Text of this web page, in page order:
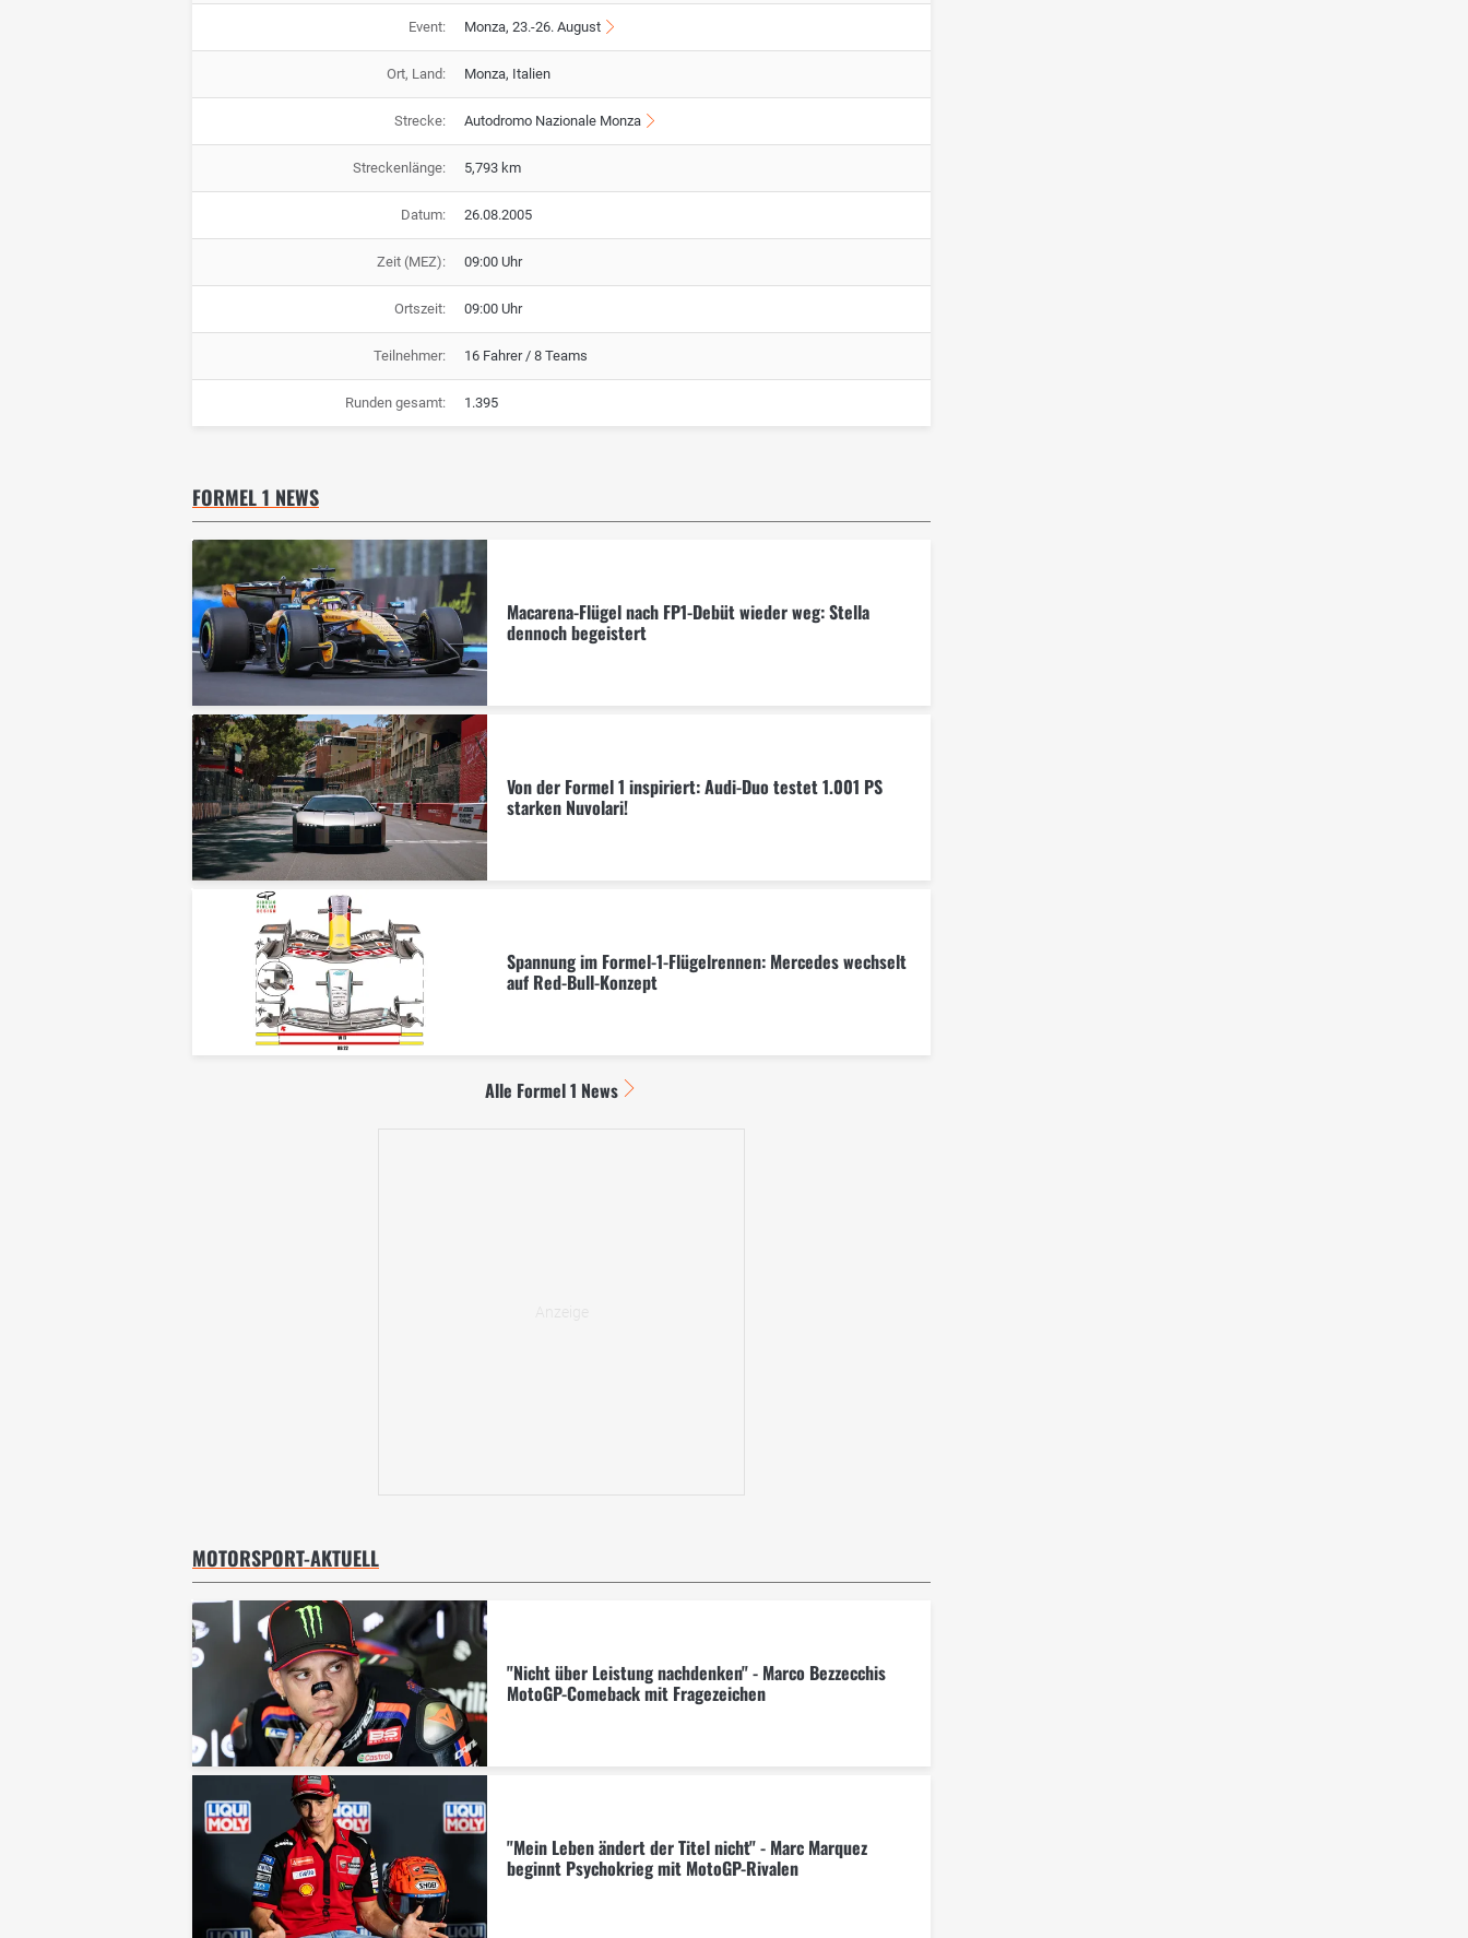
Event: Monza, 23.-26. August
Ort, Land: Monza, Italien
Strecke: Autodromo Nazionale Monza
Streckenlänge: 5,793 km
Datum: 26.08.2005
Zeit (MEZ): 09:00 Uhr
Ortszeit: 09:00 Uhr
Teilnehmer: 16 Fahrer / 8 Teams
Runden gesamt: 1.395
FORMEL 1 NEWS
Macarena-Flügel nach FP1-Debüt wieder weg: Stella
dennoch begeistert
Von der Formel 1 inspiriert: Audi-Duo testet 1.001 PS
starken Nuvolari!
Spannung im Formel-1-Flügelrennen: Mercedes wechselt
auf Red-Bull-Konzept
Alle Formel 1 News
MOTORSPORT-AKTUELL
"Nicht über Leistung nachdenken" - Marco Bezzecchis
MotoGP-Comeback mit Fragezeichen
"Mein Leben ändert der Titel nicht" - Marc Marquez
beginnt Psychokrieg mit MotoGP-Rivalen